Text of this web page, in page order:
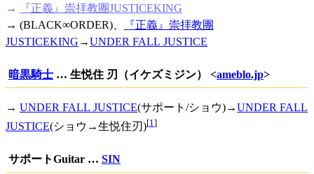
→
『正義』崇拝教團JUSTICEKING
→ (BLACK∞ORDER)、
『正義』崇拝教團
JUSTICEKING →UNDER FALL JUSTICE
暗黒騎士 … 生悦住 刃（イケズミジン） <ameblo.jp>
→ UNDER FALL JUSTICE(サポート/ショウ)→UNDER FALL
JUSTICE(ショウ→生悦住刃)[1]
サポートGuitar … SIN